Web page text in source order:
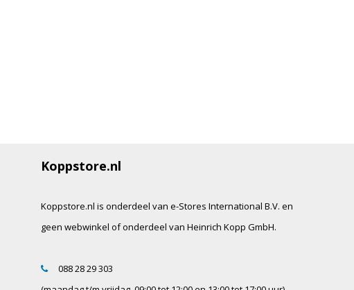
Koppstore.nl
Koppstore.nl is onderdeel van e-Stores International B.V. en
geen webwinkel of onderdeel van Heinrich Kopp GmbH.
088 28 29 303